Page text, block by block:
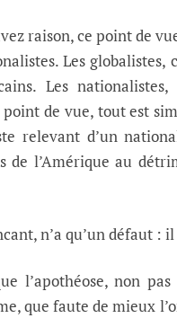
raison, ce point de
Les
Les
point de vue, tout est
relevant d’un
de l’Amérique au
n’a qu’un défaut :
l’apothéose, non
que faute de mieux